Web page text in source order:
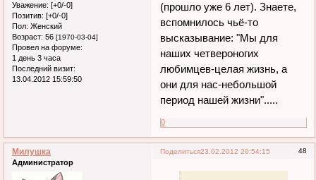
Уважение: [+0/-0]
Позитив: [+0/-0]
Пол: Женский
Возраст: 56 [1970-03-04]
Провел на форуме:
1 день 3 часа
Последний визит:
13.04.2012 15:59:50
(прошло уже 6 лет). Знаете,
вспомнилось чьё-то
высказывание: "Мы для
наших четвероногих
любимцев-целая жизнь, а
они для нас-небольшой
период нашей жизни".....
0
Поделиться 48
23.02.2012 20:54:15
Милушка
Администратор